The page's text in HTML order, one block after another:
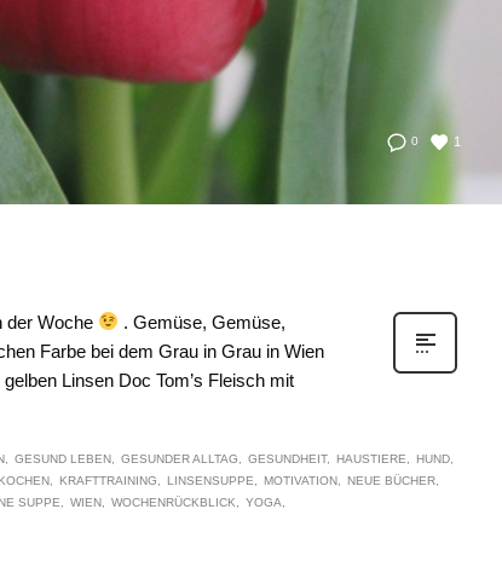
0 1
der Woche
. Gemüse, Gemüse,
Farbe bei dem Grau in Grau in Wien
Linsen Doc Tom’s Fleisch mit
GESUND LEBEN GESUNDER ALLTAG GESUNDHEIT HAUSTIERE
HUND
KOCHEN KRAFTTRAINING LINSENSUPPE MOTIVATION
NEUE BÜCHER
SUPPE WIEN WOCHENRÜCKBLICK YOGA